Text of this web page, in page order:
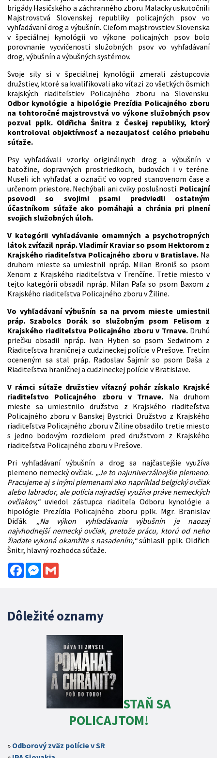
brigády Hasičského a záchranného zboru Malacky uskutočnili
Majstrovstvá Slovenskej republiky policajných psov vo
vyhľadávaní drog a výbušnín. Cieľom majstrovstiev Slovenska
v špeciálnej kynológii vo výkone policajných psov bolo
porovnanie vycvičenosti služobných psov vo vyhľadávaní
drog, výbušnín a výbušných systémov.
Svoje sily si v špeciálnej kynológii zmerali zástupcovia
družstiev, ktoré sa kvalifikovali ako víťazi zo všetkých ôsmich
krajských riaditeľstiev Policajného zboru na Slovensku.
Odbor kynológie a hipológie Prezídia Policajného zboru
na tohtoročné majstrovstvá vo výkone služobných psov
pozval pplk. Oldřicha Šnitra z Českej republiky, ktorý
kontroloval objektívnosť a nezaujatosť celého priebehu
súťaže.
Psy vyhľadávali vzorky originálnych drog a výbušnín v
batožine, dopravných prostriedkoch, budovách i v teréne.
Museli ich vyhľadať a označiť vo vopred stanovenom čase a
určenom priestore. Nechýbali ani cviky poslušnosti. Policajní
psovodi so svojimi psami predviedli ostatným
účastníkom súťaže ako pomáhajú a chránia pri plnení
svojich služobných úloh.
V kategórii vyhľadávanie omamných a psychotropných
látok zvíťazil npráp. Vladimír Kraviar so psom Hektorom z
Krajského riaditeľstva Policajného zboru v Bratislave. Na
druhom mieste sa umiestnil npráp. Milan Broniš so psom
Xenom z Krajského riaditeľstva v Trenčíne. Tretie miesto v
tejto kategórii obsadil npráp. Milan Paľa so psom Baxom z
Krajského riaditeľstva Policajného zboru v Žiline.
Vo vyhľadávaní výbušnín sa na prvom mieste umiestnil
práp. Szabolcs Dorák so služobným psom Felisom z
Krajského riaditeľstva Policajného zboru v Trnave.Druhú
priečku obsadil npráp. Ivan Hyben so psom Sedwinom z
Riaditeľstva hraničnej a cudzineckej polície v Prešove. Tretím
oceneným sa stal práp. Radoslav Šajmír so psom Daša z
Riaditeľstva hraničnej a cudzineckej polície v Bratislave.
V rámci súťaže družstiev víťazný pohár získalo Krajské
riaditeľstvo Policajného zboru v Trnave. Na druhom
mieste sa umiestnilo družstvo z Krajského riaditeľstva
Policajného zboru v Banskej Bystrici. Družstvo z Krajského
riaditeľstva Policajného zboru v Žiline obsadilo tretie miesto
s jedno bodovým rozdielom pred družstvom z Krajského
riaditeľstva Policajného zboru v Prešove.
Pri vyhľadávaní výbušnín a drog sa najčastejšie využíva
plemeno nemecký ovčiak. „Je to najuniverzálnejšie plemeno.
Pracujeme aj s inými plemenami ako napríklad belgický ovčiak
alebo labrador, ale polícia najradšej využíva práve nemeckých
ovčiakov,“uviedol zástupca riaditeľa Odboru kynológie a
hipológie Prezídia Policajného zboru pplk. Mgr. Branislav
Diďák. „Na výkon vyhľadávania výbušnín je naozaj
najvhodnejší nemecký ovčiak, pretože prácu, ktorú od neho
žiadate vykoná okamžite s nasadením,“súhlasil pplk. Oldřich
Šnitr, hlavný rozhodca súťaže.
FacebookMessenger
Dôležité oznamy
STAŇ SA
POLICAJTOM!
Odborový zväz polície v SR